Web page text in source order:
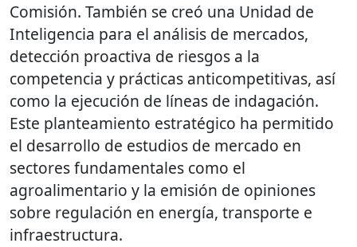
Comisión. También se creó una Unidad de
Inteligencia para el análisis de mercados,
detección proactiva de riesgos a la
competencia y prácticas anticompetitivas, así
como la ejecución de líneas de indagación.
Este planteamiento estratégico ha permitido
el desarrollo de estudios de mercado en
sectores fundamentales como el
agroalimentario y la emisión de opiniones
sobre regulación en energía, transporte e
infraestructura.